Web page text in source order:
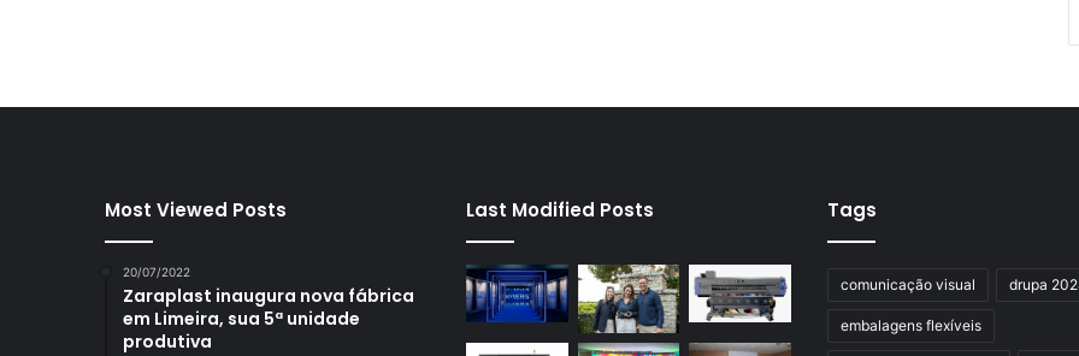
Most Viewed Posts
20/07/2022
Zaraplast inaugura nova fábrica
em Limeira, sua 5ª unidade
produtiva
Last Modified Posts Tags
comunicação visual drupa
embalagens flexíveis